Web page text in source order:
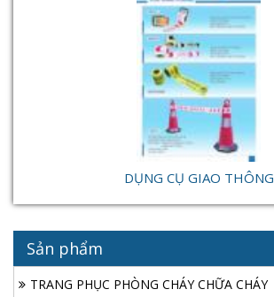
DỤNG CỤ GIAO THÔNG
Sản phẩm
TRANG PHỤC PHÒNG CHÁY CHỮA CHÁY